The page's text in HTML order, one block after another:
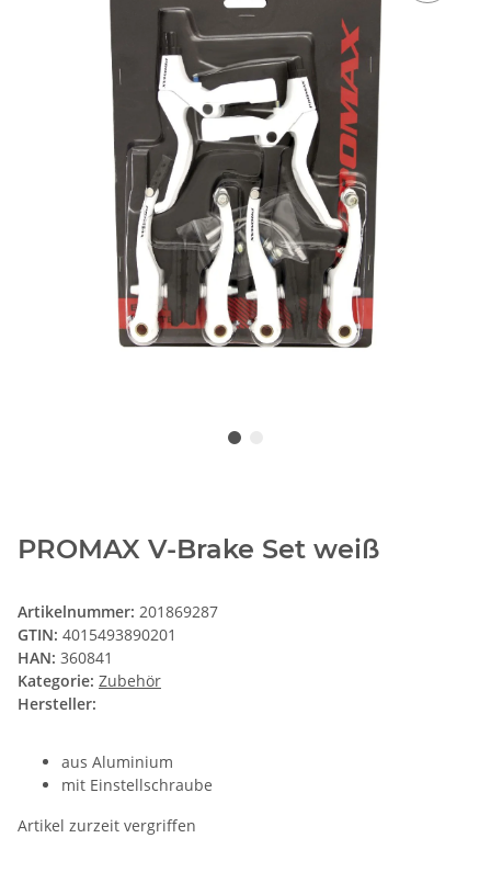
PROMAX V-Brake Set weiß
Artikelnummer: 201869287
GTIN: 4015493890201
HAN: 360841
Kategorie: Zubehör
Hersteller:
aus Aluminium
mit Einstellschraube
Artikel zurzeit vergriffen